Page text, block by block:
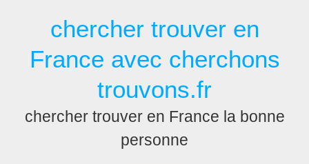
chercher trouver en
France avec cherchons
trouvons.fr
chercher trouver en France la bonne
personne